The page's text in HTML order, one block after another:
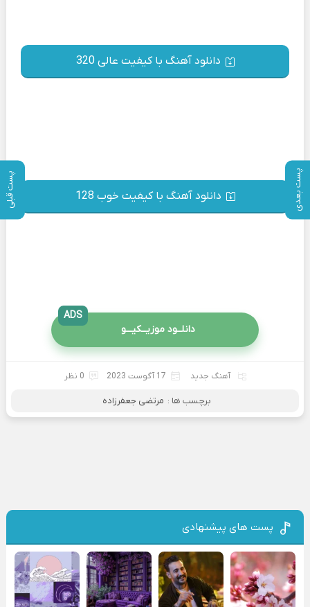
پست بعدی پست قبلی
دانلود آهنگ با کیفیت عالی 320
دانلود آهنگ با کیفیت خوب 128
دانلــود موزیــکیـــو
ADS
آهنگ جدید 17 آگوست 2023 0 نظر
برچسب ها : مرتضی جعفرزاده
پست های پیشنهادی